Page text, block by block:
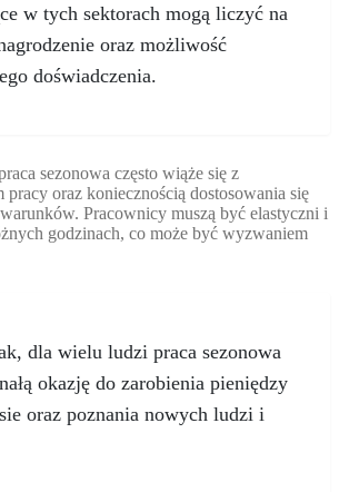
w tych sektorach mogą liczyć na
oraz możliwość
doświadczenia.
sezonowa często wiąże się z
pracy oraz koniecznością dostosowania się
Pracownicy muszą być elastyczni i
godzinach, co może być wyzwaniem
dla wielu ludzi praca sezonowa
okazję do zarobienia pieniędzy
oraz poznania nowych ludzi i